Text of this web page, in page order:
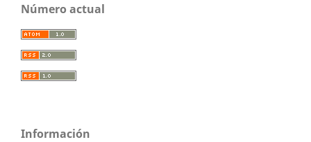
Número actual
Información